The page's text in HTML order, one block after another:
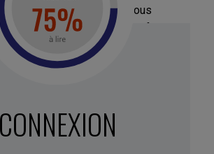
vraiment et de ce que vous
ce sens pour le transformer
au travail.
CONNEXION